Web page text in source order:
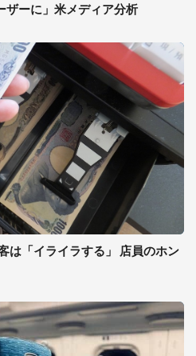
ザーに」米メディア分析
は「イライラする」 店員のホン